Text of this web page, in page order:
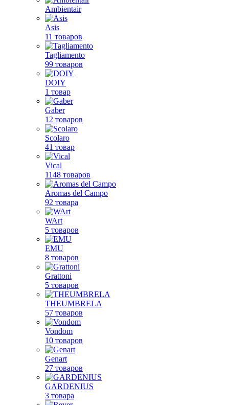
Ambientair
Asis
11 товаров
Tagliamento
99 товаров
DOIY
1 товар
Gaber
12 товаров
Scolaro
41 товар
Vical
1148 товаров
Aromas del Campo
92 товара
WArt
5 товаров
EMU
8 товаров
Grattoni
5 товаров
THEUMBRELA
57 товаров
Vondom
10 товаров
Genart
27 товаров
GARDENIUS
3 товара